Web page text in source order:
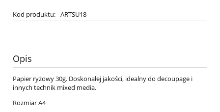
Kod produktu: ARTSU18
Opis
Papier ryżowy 30g. Doskonałej jakości, idealny do decoupage i
innych technik mixed media.
Rozmiar A4